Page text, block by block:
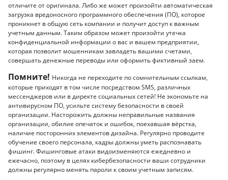
отличите от оригинала. Либо же может произойти автоматическая
загрузка вредоносного программного обеспечения (ПО), которое
проникнет в общую сеть компании и получит доступ к важным
учетным данным. Таким образом может произойти утечка
конфиденциальной информации о вас и вашем предприятии,
которая позволит мошенникам завладеть вашими счетами,
совершать денежные переводы или оформить фиктивный заем.
Помните! Никогда не переходите по сомнительным ссылкам,
которые приходят в том числе посредством SMS, различных
мессенджеров или в директе социальных сетей! Не экономьте на
антивирусном ПО, усильте систему безопасности в своей
организации. Насторожить должны неправильные названия
организации, обилие опечаток и ошибок, поехавшая вёрстка,
наличие посторонних элементов дизайна. Регулярно проводите
обучение своего персонала, кадры должны уметь распознавать
фишинг. Фишинговые атаки видоизменяются ежедневно и
ежечасно, поэтому в целях кибербезопасности ваши сотрудники
должны регулярно менять пароли к своим учетным записям.